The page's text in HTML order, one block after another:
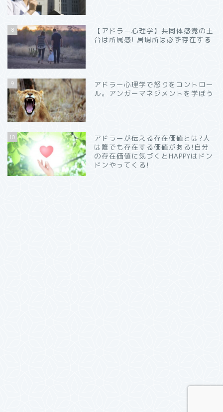
8
【アドラー心理学】共同体感覚の土
台は所属感! 居場所は必ず存在する
9
アドラー心理学で怒りをコントロー
ル。アンガーマネジメントを学ぼう
10
アドラーが伝える存在価値とは?人
は誰でも存在する価値がある!自分
の存在価値に気づくとHAPPYはドン
ドンやってくる!